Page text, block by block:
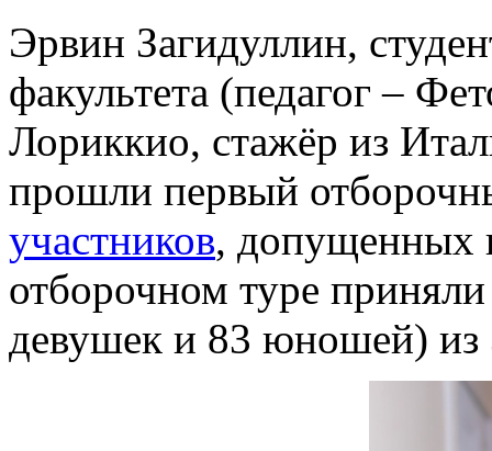
Эрвин Загидуллин,
факультета (педагог –
Лориккио, стажёр из
прошли первый
участников, допущенных
отборочном туре
девушек и 83 юношей) из